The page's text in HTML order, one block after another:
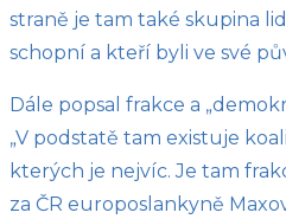
straně je tam také skupina
schopní a kteří byli ve své
Dále popsal frakce a
„V podstatě tam existuje
kterých je nejvíc. Je tam
za ČR europoslankyně